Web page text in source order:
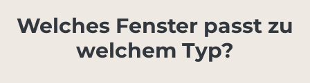
Welches Fenster passt zu
welchem Typ?